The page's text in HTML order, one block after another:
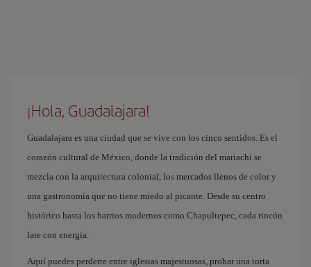
¡Hola, Guadalajara!
Guadalajara es una ciudad que se vive con los cinco sentidos. Es el
corazón cultural de México, donde la tradición del mariachi se
mezcla con la arquitectura colonial, los mercados llenos de color y
una gastronomía que no tiene miedo al picante. Desde su centro
histórico hasta los barrios modernos como Chapultepec, cada rincón
late con energía.
Aquí puedes perderte entre iglesias majestuosas, probar una torta